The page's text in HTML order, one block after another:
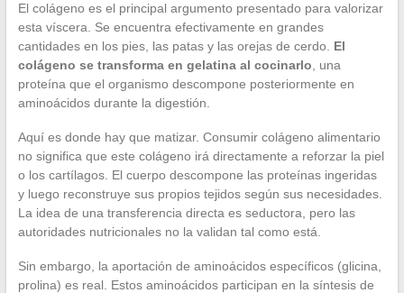
El colágeno es el principal argumento presentado para valorizar
esta víscera. Se encuentra efectivamente en grandes
cantidades en los pies, las patas y las orejas de cerdo. El
colágeno se transforma en gelatina al cocinarlo, una
proteína que el organismo descompone posteriormente en
aminoácidos durante la digestión.
Aquí es donde hay que matizar. Consumir colágeno alimentario
no significa que este colágeno irá directamente a reforzar la piel
o los cartílagos. El cuerpo descompone las proteínas ingeridas
y luego reconstruye sus propios tejidos según sus necesidades.
La idea de una transferencia directa es seductora, pero las
autoridades nutricionales no la validan tal como está.
Sin embargo, la aportación de aminoácidos específicos (glicina,
prolina) es real. Estos aminoácidos participan en la síntesis de